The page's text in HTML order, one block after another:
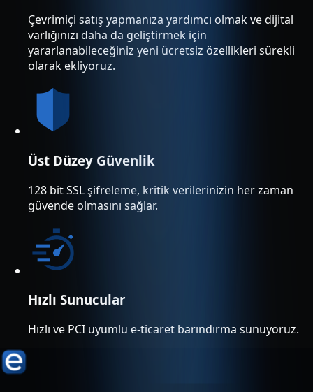
Çevrimiçi satış yapmanıza yardımcı olmak ve dijital
varlığınızı daha da geliştirmek için
yararlanabileceğiniz yeni ücretsiz özellikleri sürekli
olarak ekliyoruz.
Üst Düzey Güvenlik
128 bit SSL şifreleme, kritik verilerinizin her zaman
güvende olmasını sağlar.
Hızlı Sunucular
Hızlı ve PCI uyumlu e-ticaret barındırma sunuyoruz.